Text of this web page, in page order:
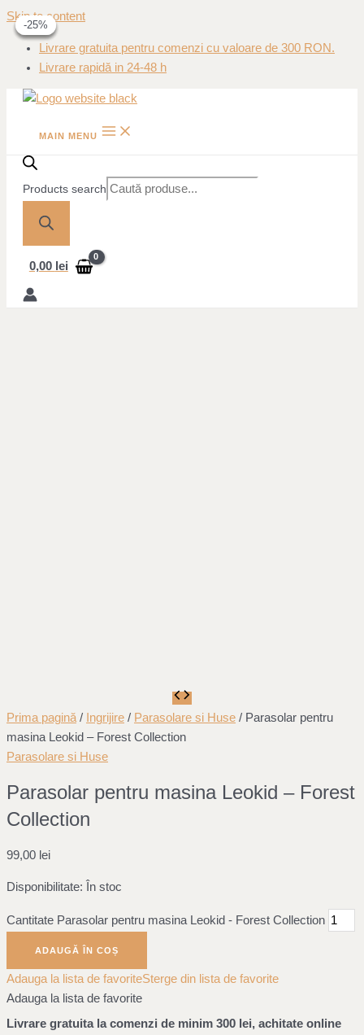
Skip to content
Livrare gratuita pentru comenzi cu valoare de 300 RON.
Livrare rapidă in 24-48 h
MAIN MENU
Products search
0,00 lei
Prima pagină / Ingrijire / Parasolare si Huse / Parasolar pentru
masina Leokid – Forest Collection
Parasolare si Huse
Parasolar pentru masina Leokid – Forest
Collection
99,00 lei
Disponibilitate: În stoc
Cantitate Parasolar pentru masina Leokid - Forest Collection
ADAUGĂ ÎN COȘ
Adauga la lista de favoriteSterge din lista de favorite
Adauga la lista de favorite
Livrare gratuita la comenzi de minim 300 lei, achitate online
-30%
-30%
-25%
-25%